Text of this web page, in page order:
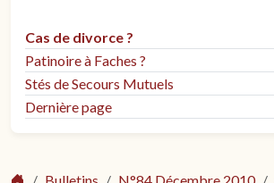
Cas de divorce ?
Patinoire à Faches ?
Stés de Secours Mutuels
Dernière page